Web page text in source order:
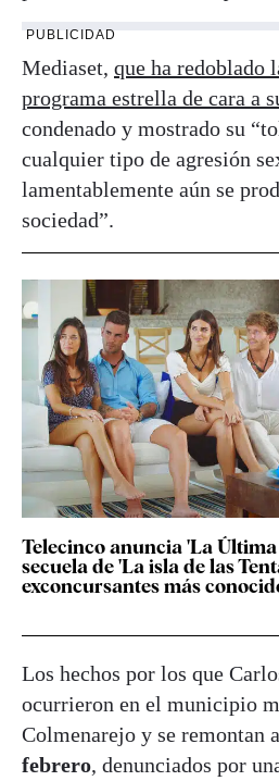
PUBLICIDAD
Mediaset, que ha redoblado
programa estrella de cara a
condenado y mostrado su
cualquier tipo de agresión
lamentablemente aún se
sociedad”.
Telecinco anuncia 'La
secuela de 'La isla de las
exconcursantes más
Los hechos por los que
ocurrieron en el municipio
Colmenarejo y se remontan
febrero, denunciados por